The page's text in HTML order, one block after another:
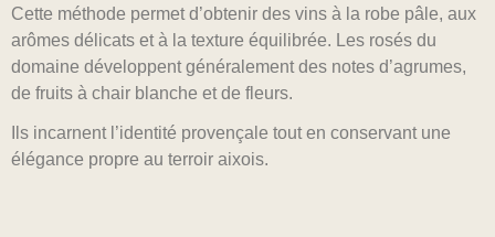
Cette méthode permet d’obtenir des vins à la robe pâle, aux
arômes délicats et à la texture équilibrée. Les rosés du
domaine développent généralement des notes d’agrumes,
de fruits à chair blanche et de fleurs.
Ils incarnent l’identité provençale tout en conservant une
élégance propre au terroir aixois.